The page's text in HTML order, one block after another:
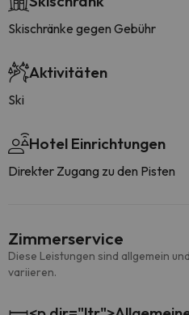
Skischränke gegen Gebühr
Aktivitäten
Ski
Hotel Einrichtungen
Direkter Zugang zu den Pisten
Zimmerservice
Diese Leistungen sind allgemein
variieren.